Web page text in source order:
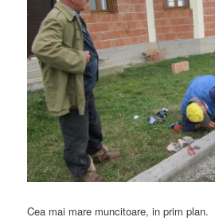
Cea mai mare muncitoare, in prim plan.